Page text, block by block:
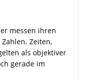
messen ihren
Zeiten,
als objektiver
gerade im